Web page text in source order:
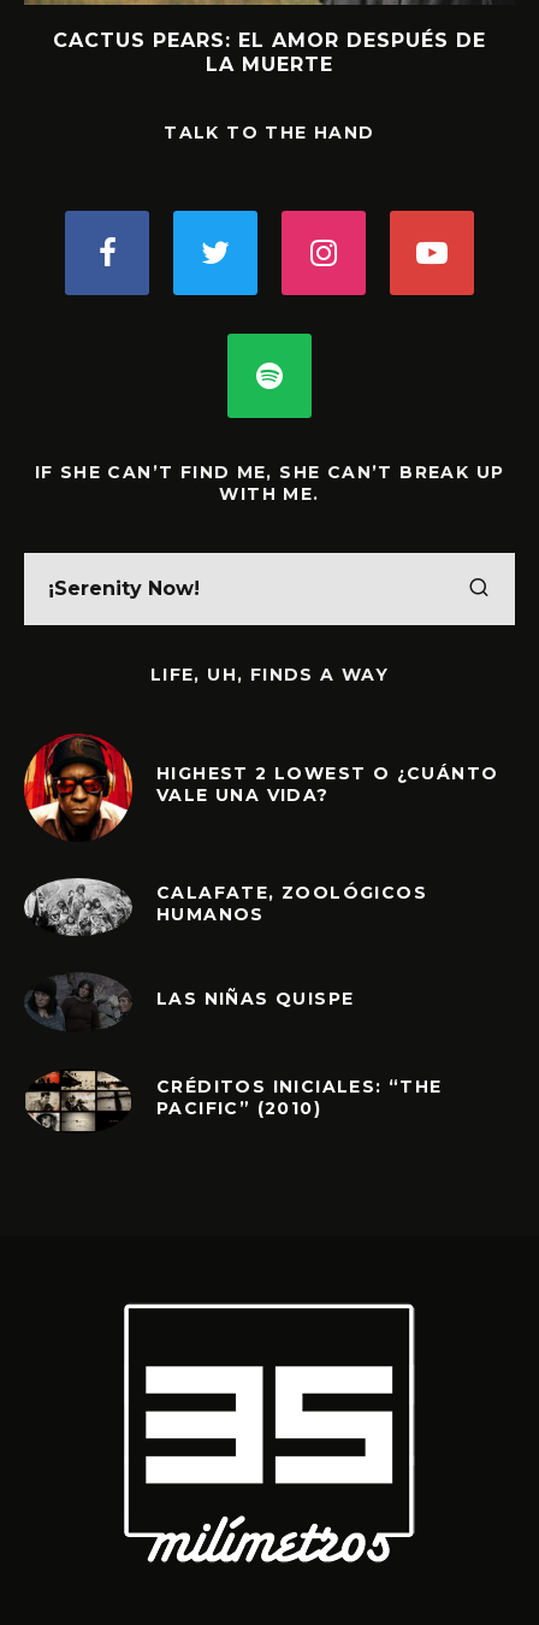
CACTUS PEARS: EL AMOR DESPUÉS DE
LA MUERTE
TALK TO THE HAND
IF SHE CAN’T FIND ME, SHE CAN’T BREAK UP
WITH ME.
LIFE, UH, FINDS A WAY
HIGHEST 2 LOWEST O ¿CUÁNTO
VALE UNA VIDA?
CALAFATE, ZOOLÓGICOS
HUMANOS
LAS NIÑAS QUISPE
CRÉDITOS INICIALES: “THE
PACIFIC” (2010)